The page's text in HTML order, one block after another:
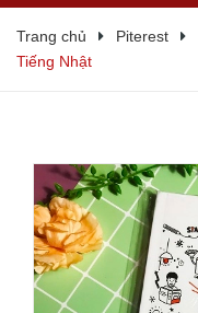
Trang chủ Piterest
Tiếng Nhật